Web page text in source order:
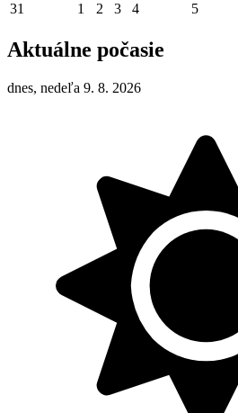
31 1 2 3 4 5
Aktuálne počasie
dnes, nedeľa 9. 8. 2026